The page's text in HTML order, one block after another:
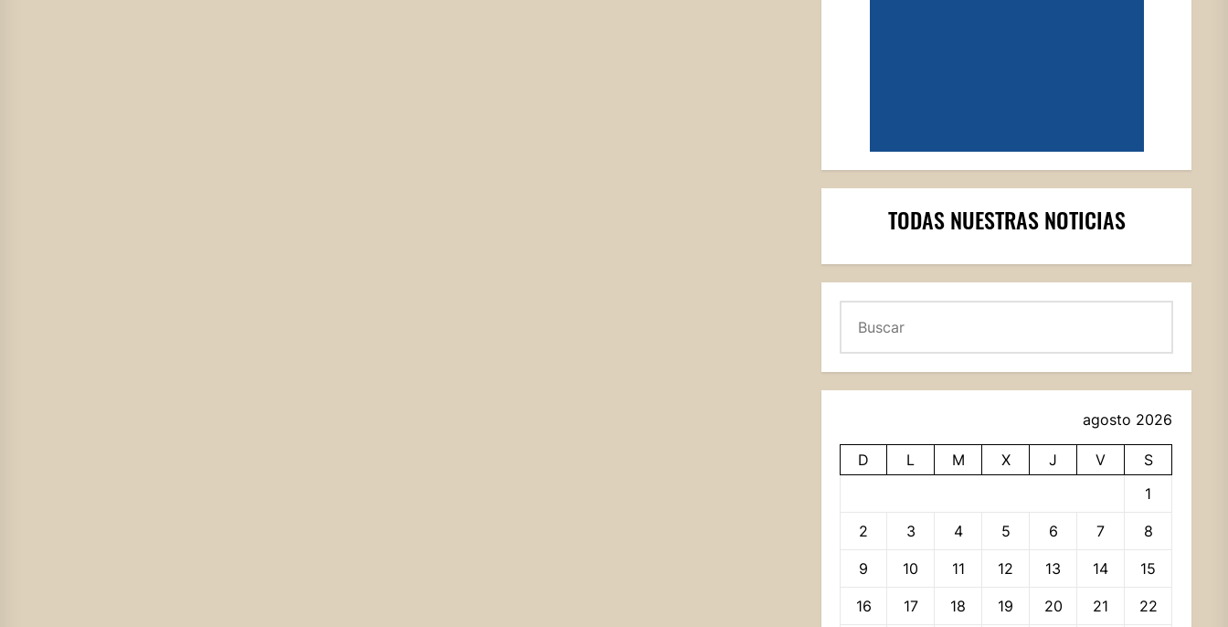
TODAS NUESTRAS NOTICIAS
agosto 2026
D L M X J V
S
1
2 3 4 5 6 7 8
9 10 11 12 13 14 15
16 17 18 19 20 21 22